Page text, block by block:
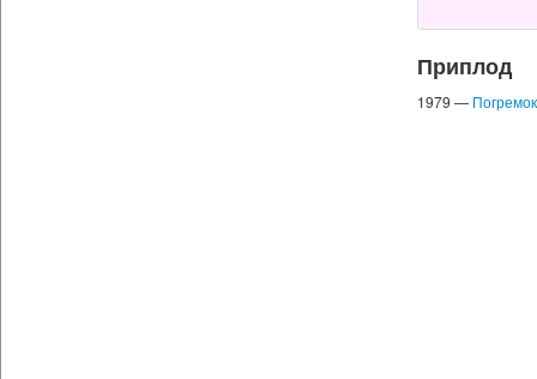
Приплод
1979 — Погремок